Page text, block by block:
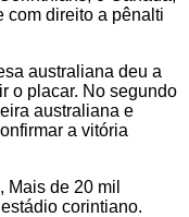
com direito a pênalti
australiana deu a
o placar. No segundo
australiana e
a vitória
Mais de 20 mil
corintiano.